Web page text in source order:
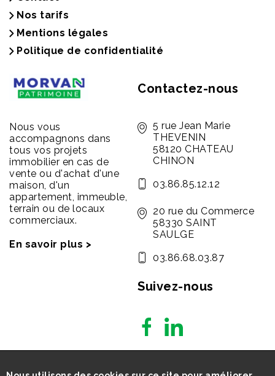
Nos tarifs
Mentions légales
Politique de confidentialité
Nous vous
accompagnons dans
tous vos projets
immobilier en cas de
vente ou d'achat d'une
maison, d'un
appartement, immeuble,
terrain ou de locaux
commerciaux.
En savoir plus >
Contactez-nous
5 rue Jean Marie
THEVENIN
58120 CHATEAU
CHINON
03.86.85.12.12
20 rue du Commerce
58330 SAINT
SAULGE
03.86.68.03.87
Suivez-nous